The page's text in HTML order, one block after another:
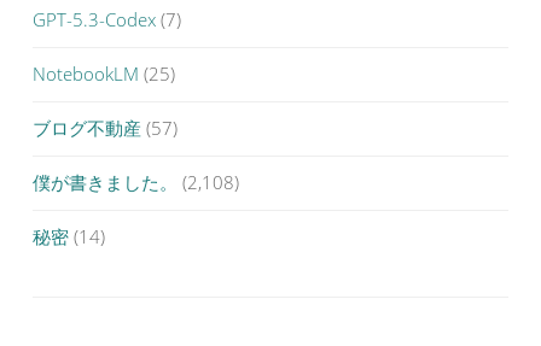
GPT-5.3-Codex (7)
NotebookLM (25)
ブログ不動産 (57)
僕が書きました。 (2,108)
秘密 (14)